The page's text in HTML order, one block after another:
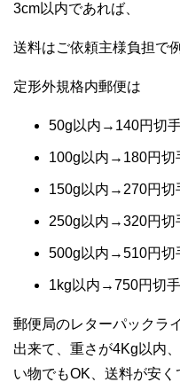
3cm以内であれば、
送料はご依頼主様負担で
定形外規格内郵便は
50g以内→140円切
100g以内→180円切
150g以内→270円切
250g以内→320円切
500g以内→510円切
1kg以内→750円切手
郵便局のレターパックラ
出来て、重さが4Kg以内
い物でもOK、送料が安く